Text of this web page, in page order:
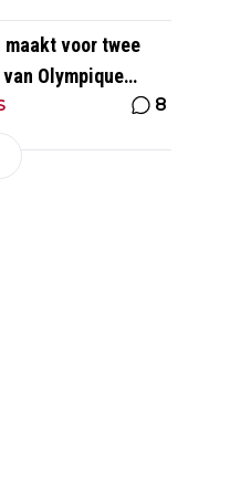
voor twee
Olympique
City'
8